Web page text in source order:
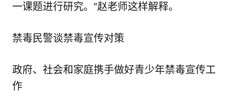
一课题进行研究。”赵老师这样解释。
禁毒民警谈禁毒宣传对策
政府、社会和家庭携手做好青少年禁毒宣传工
作